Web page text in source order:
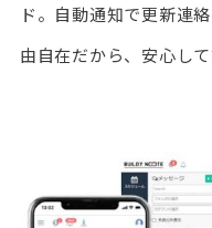
ド。自動通知で更新連
由自在だから、安心し